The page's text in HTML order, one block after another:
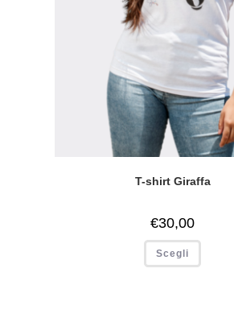
T-shirt Giraffa
€30,00
Scegli